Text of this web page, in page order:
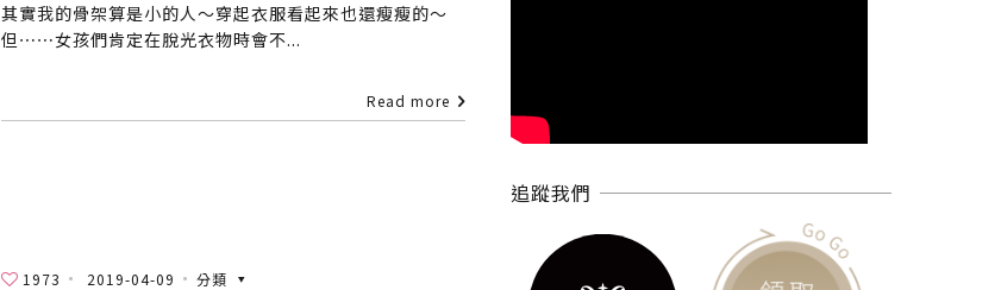
其實我的骨架算是小的人～穿起衣服看起來也還瘦瘦的～
但⋯⋯女孩們肯定在脫光衣物時會不...
Read more
1973 2019-04-09 分類
追蹤我們